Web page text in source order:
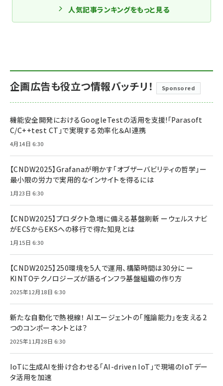
人気記事ランキングをもっと見る
企画広告も役立つ情報バッチリ！ Sponsored
機能安全開発におけるGoogleTestの活用を支援!「Parasoft
C/C++test CT」で実現する効率化＆AI連携
4月14日 6:30
【CNDW2025】Grafanaが明かす「オブザーバビリティの哲学」ー
最小限の労力で実用的なインサイトを得るには
1月23日 6:30
【CNDW2025】プロダクト急増に備える基盤刷新 ーウェルスナビ
がECSからEKSへの移行で得た知見とは
1月15日 6:30
【CNDW2025】250環境を5人で運用、構築時間は30分に ー
KINTOテクノロジーズが語るインフラ基盤組織の作り方
2025年12月18日 6:30
新たな自動化で熱視線！ AIエージェントの「推論能力」を支える2
つのコンポーネントとは？
2025年11月28日 6:30
IoTに生成AIを掛け合わせる「AI-driven IoT」で現場のIoTデー
タ活用を加速